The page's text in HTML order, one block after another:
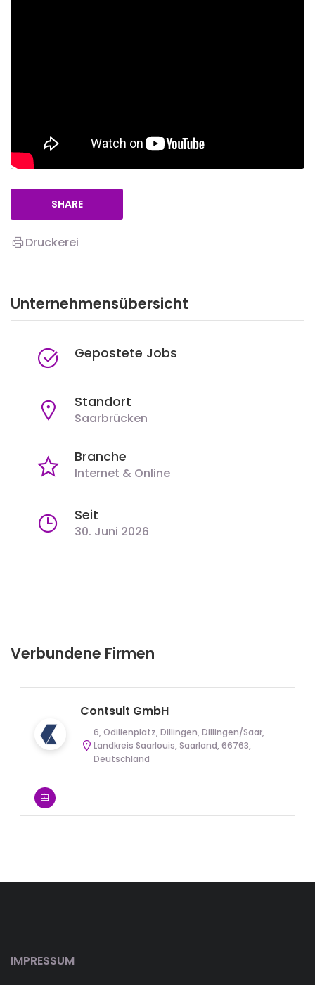
SHARE
Druckerei
Unternehmensübersicht
Gepostete Jobs
Standort
Saarbrücken
Branche
Internet & Online
Seit
30. Juni 2026
Verbundene Firmen
Contsult GmbH
6, Odilienplatz, Dillingen, Dillingen/Saar,
Landkreis Saarlouis, Saarland, 66763,
Deutschland
IMPRESSUM